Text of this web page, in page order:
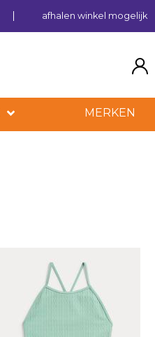
afhalen winkel mogelijk
MERKEN